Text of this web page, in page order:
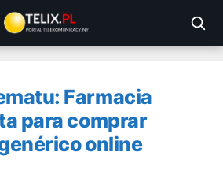
Farmacia
para comprar
online